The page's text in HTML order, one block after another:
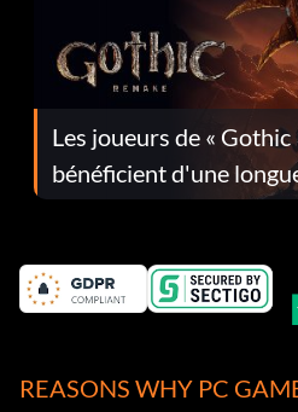
Les joueurs de « Gothic
bénéficient d'une
corrections dans la
REASONS WHY PC